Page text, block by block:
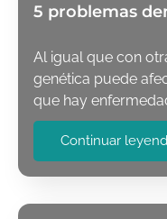
5 problemas
Al igual que con
genética puede
que hay
Continuar